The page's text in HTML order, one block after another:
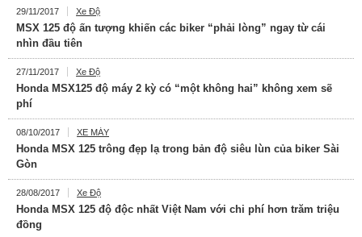
29/11/2017 Xe Độ
MSX 125 độ ấn tượng khiến các biker “phải lòng” ngay từ cái
nhìn đầu tiên
27/11/2017 Xe Độ
Honda MSX125 độ máy 2 kỳ có “một không hai” không xem sẽ
phí
08/10/2017 XE MÁY
Honda MSX 125 trông đẹp lạ trong bản độ siêu lùn của biker Sài
Gòn
28/08/2017 Xe Độ
Honda MSX 125 độ độc nhất Việt Nam với chi phí hơn trăm triệu
đồng